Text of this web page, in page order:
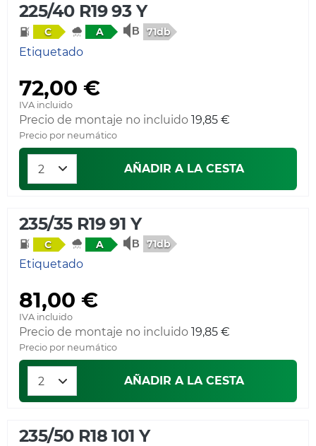
225/40 R19 93 Y
C A 71db
Etiquetado
72,00 €
IVA incluido
Precio de montaje no incluido 19,85 €
Precio por neumático
AÑADIR A LA CESTA
235/35 R19 91 Y
C A 71db
Etiquetado
81,00 €
IVA incluido
Precio de montaje no incluido 19,85 €
Precio por neumático
AÑADIR A LA CESTA
235/50 R18 101 Y